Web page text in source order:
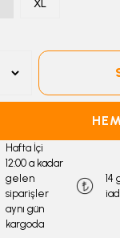
XL
Hafta İçi
12:00 a kadar
gelen
siparişler
aynı gün
kargoda
14